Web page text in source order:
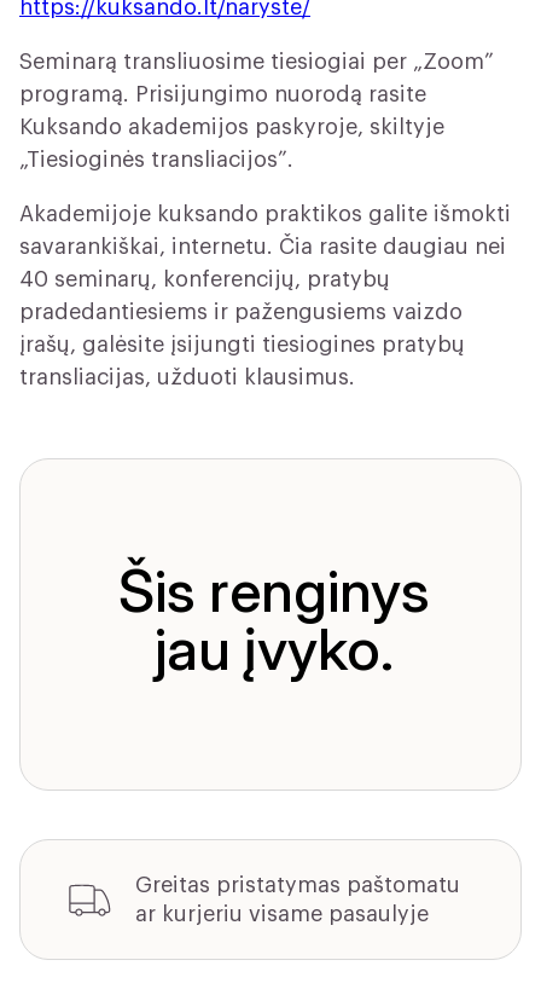
https://kuksando.lt/naryste/
Seminarą transliuosime tiesiogiai per „Zoom”
programą. Prisijungimo nuorodą rasite
Kuksando akademijos paskyroje, skiltyje
„Tiesioginės transliacijos”.
Akademijoje kuksando praktikos galite išmokti
savarankiškai, internetu. Čia rasite daugiau nei
40 seminarų, konferencijų, pratybų
pradedantiesiems ir pažengusiems vaizdo
įrašų, galėsite įsijungti tiesiogines pratybų
transliacijas, užduoti klausimus.
Šis renginys
jau įvyko.
Greitas pristatymas paštomatu
ar kurjeriu visame pasaulyje